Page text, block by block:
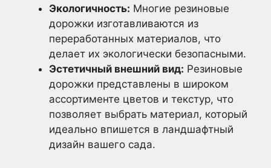
Экологичность: Многие резиновые
дорожки изготавливаются из
переработанных материалов, что
делает их экологически безопасными.
Эстетичный внешний вид: Резиновые
дорожки представлены в широком
ассортименте цветов и текстур, что
позволяет выбрать материал, который
идеально впишется в ландшафтный
дизайн вашего сада.